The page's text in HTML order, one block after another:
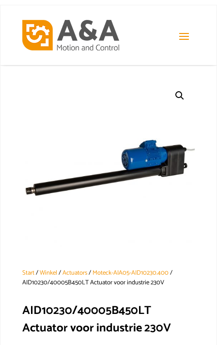
Start/Winkel/Actuators/Moteck-AIA05-AID10230.400/
AID10230/40005B450LT Actuator voor industrie 230V
AID10230/40005B450LT
Actuator voor industrie 230V